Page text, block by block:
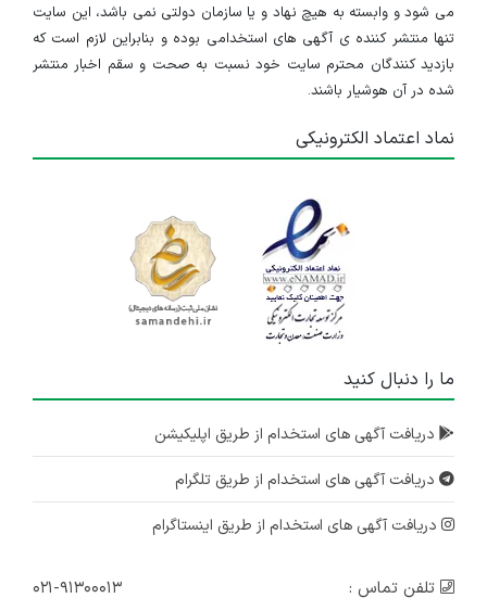
می شود و وابسته به هیچ نهاد و یا سازمان دولتی نمی باشد، این سایت
تنها منتشر کننده ی آگهی های استخدامی بوده و بنابراین لازم است که
بازدید کنندگان محترم سایت خود نسبت به صحت و سقم اخبار منتشر
شده در آن هوشیار باشند.
نماد اعتماد الکترونیکی
ما را دنبال کنید
دریافت آگهی های استخدام از طریق اپلیکیشن
دریافت آگهی های استخدام از طریق تلگرام
دریافت آگهی های استخدام از طریق اینستاگرام
تلفن تماس : ۰۲۱-۹۱۳۰۰۰۱۳